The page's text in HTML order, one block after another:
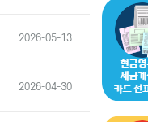
2026-05-13
2026-04-30